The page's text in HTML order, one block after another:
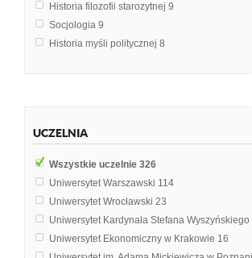
Historia filozofii starozytnej 9
Socjologia 9
Historia myśli politycznej 8
Literatura współczesna
UCZELNIA
Wszystkie uczelnie 326
Uniwersytet Warszawski 114
Uniwersytet Wrocławski 23
Uniwersytet Kardynała Stefana
Uniwersytet Ekonomiczny w Krakowie 16